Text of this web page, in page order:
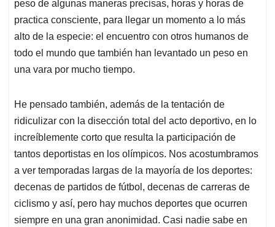
peso de algunas maneras precisas, horas y horas de
practica consciente, para llegar un momento a lo más
alto de la especie: el encuentro con otros humanos de
todo el mundo que también han levantado un peso en
una vara por mucho tiempo.
He pensado también, además de la tentación de
ridiculizar con la disección total del acto deportivo, en lo
increíblemente corto que resulta la participación de
tantos deportistas en los olímpicos. Nos acostumbramos
a ver temporadas largas de la mayoría de los deportes:
decenas de partidos de fútbol, decenas de carreras de
ciclismo y así, pero hay muchos deportes que ocurren
siempre en una gran anonimidad. Casi nadie sabe en